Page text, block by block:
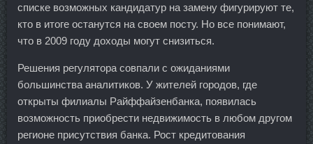
списке возможных кандидатур на замену фигурируют те,
кто в итоге останутся на своем посту. Но все понимают,
что в 2009 году доходы могут снизиться.
Решения регулятора совпали с ожиданиями
большинства аналитиков. У жителей городов, где
открыты филиалы Райффайзенбанка, появилась
возможность приобрести недвижимость в любом другом
регионе присутствия банка. Рост кредитования